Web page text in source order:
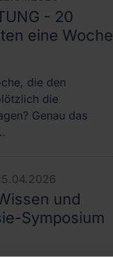
- 20
eine Woche
die den
die
Genau das
und
Symposium